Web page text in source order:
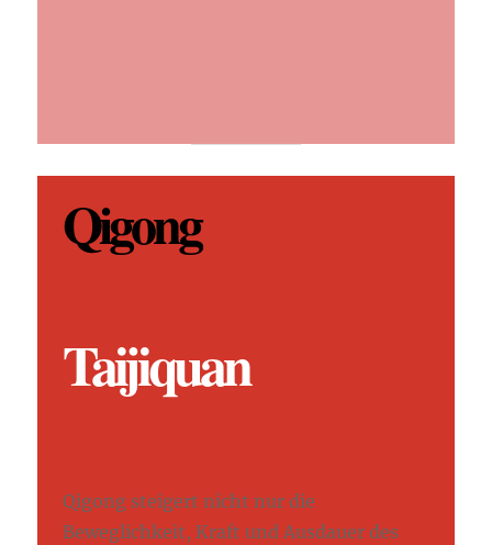
Qigong
Taijiquan
Qigong steigert nicht nur die
Beweglichkeit, Kraft und Ausdauer des